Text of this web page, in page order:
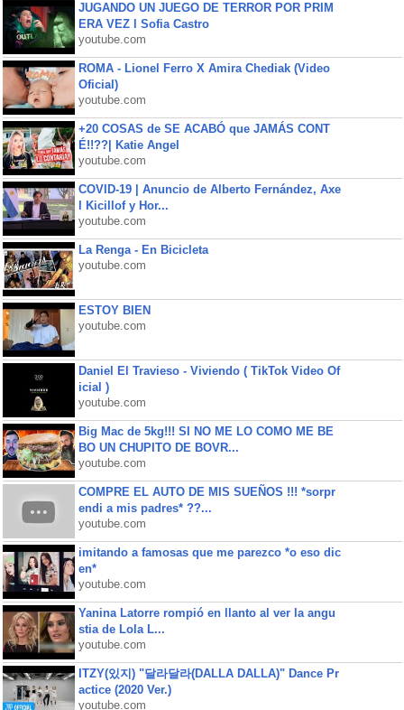
JUGANDO UN JUEGO DE TERROR POR PRIM
ERA VEZ l Sofia Castro
youtube.com
ROMA - Lionel Ferro X Amira Chediak (Video
Oficial)
youtube.com
+20 COSAS de SE ACABÓ que JAMÁS CONT
É!!??| Katie Angel
youtube.com
COVID-19 | Anuncio de Alberto Fernández, Axe
l Kicillof y Hor...
youtube.com
La Renga - En Bicicleta
youtube.com
ESTOY BIEN
youtube.com
Daniel El Travieso - Viviendo ( TikTok Video Of
icial )
youtube.com
Big Mac de 5kg!!! SI NO ME LO COMO ME BE
BO UN CHUPITO DE BOVR...
youtube.com
COMPRE EL AUTO DE MIS SUEÑOS !!! *sorpr
endi a mis padres* ??...
youtube.com
imitando a famosas que me parezco *o eso dic
en*
youtube.com
Yanina Latorre rompió en llanto al ver la angu
stia de Lola L...
youtube.com
ITZY(있지) "달라달라(DALLA DALLA)" Dance Pr
actice (2020 Ver.)
youtube.com